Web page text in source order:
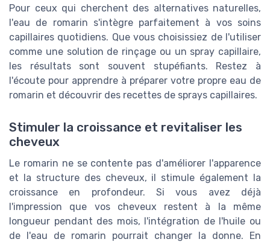
Pour ceux qui cherchent des alternatives naturelles,
l'eau de romarin s'intègre parfaitement à vos soins
capillaires quotidiens. Que vous choisissiez de l'utiliser
comme une solution de rinçage ou un spray capillaire,
les résultats sont souvent stupéfiants. Restez à
l'écoute pour apprendre à préparer votre propre eau de
romarin et découvrir des recettes de sprays capillaires.
Stimuler la croissance et revitaliser les
cheveux
Le romarin ne se contente pas d'améliorer l'apparence
et la structure des cheveux, il stimule également la
croissance en profondeur. Si vous avez déjà
l'impression que vos cheveux restent à la même
longueur pendant des mois, l'intégration de l'huile ou
de l'eau de romarin pourrait changer la donne. En